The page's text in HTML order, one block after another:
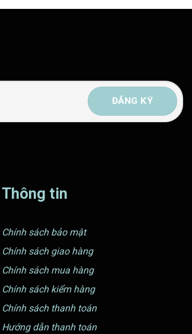
605.000 ₫
Thông tin
Chính sách bảo mật
Chính sách giao hàng
Chính sách mua hàng
Chính sách kiểm hàng
Chính sách thanh toán
Hướng dẫn thanh toán